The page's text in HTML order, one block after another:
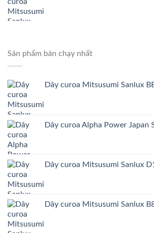
Sản phẩm bán chạy nhất
Dây curoa Mitsusumi Sanlux
Dây curoa Alpha Power Japan
Dây curoa Mitsusumi Sanlux
Dây curoa Mitsusumi Sanlux